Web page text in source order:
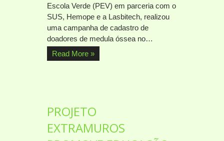
Escola Verde (PEV) em parceria com o
SUS, Hemope e a Lasbitech, realizou
uma campanha de cadastro de
doadores de medula óssea no…
Read More »
PROJETO
EXTRAMUROS